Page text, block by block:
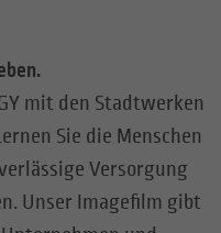
mit den Stadtwerken
Sie die Menschen
Versorgung
Unser Imagefilm gibt